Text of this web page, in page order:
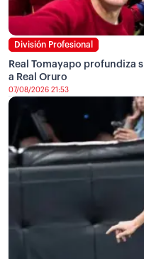
División Profesional
Real Tomayapo profundiza
a Real Oruro
07/08/2026 21:53